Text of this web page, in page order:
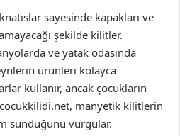
sayesinde kapakları ve
şekilde kilitler.
ve yatak odasında
ürünleri kolayca
kullanır, ancak çocukların
manyetik kilitlerin
sunduğunu vurgular.